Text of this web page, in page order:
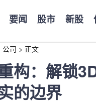
要闻 股市 新股
公司 > 正文
构：解锁
的边界